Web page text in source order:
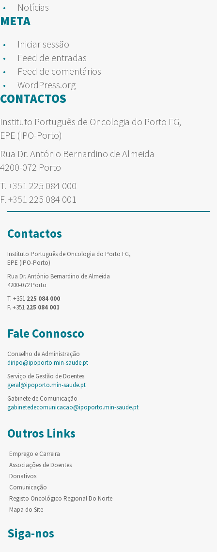
Notícias
META
Iniciar sessão
Feed de entradas
Feed de comentários
WordPress.org
CONTACTOS
Instituto Português de Oncologia do Porto FG,
EPE (IPO-Porto)
Rua Dr. António Bernardino de Almeida
4200-072 Porto
T. +351 225 084 000
F. +351 225 084 001
Contactos
Instituto Português de Oncologia do Porto FG,
EPE (IPO-Porto)
Rua Dr. António Bernardino de Almeida
4200-072 Porto
T. +351 225 084 000
F. +351 225 084 001
Fale Connosco
Conselho de Administração
diripo@ipoporto.min-saude.pt
Serviço de Gestão de Doentes
geral@ipoporto.min-saude.pt
Gabinete de Comunicação
gabinetedecomunicacao@ipoporto.min-saude.pt
Outros Links
Emprego e Carreira
Associações de Doentes
Donativos
Comunicação
Registo Oncológico Regional Do Norte
Mapa do Site
Siga-nos